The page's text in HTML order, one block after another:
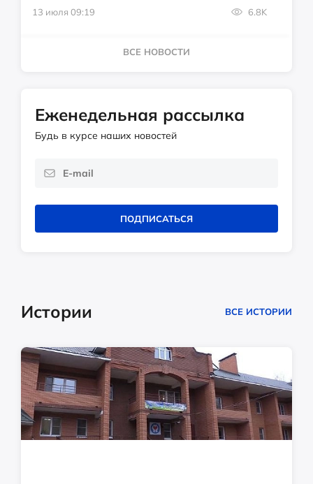
13 июля 09:19 6.8K
ВСЕ НОВОСТИ
Еженедельная рассылка
Будь в курсе наших новостей
ПОДПИСАТЬСЯ
Истории ВСЕ ИСТОРИИ